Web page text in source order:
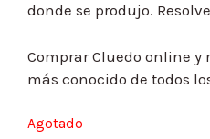
donde se produjo.
Comprar Cluedo online
más conocido de todos
Agotado